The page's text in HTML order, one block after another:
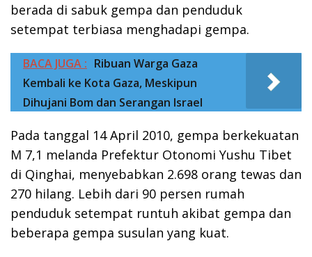
berada di sabuk gempa dan penduduk
setempat terbiasa menghadapi gempa.
BACA JUGA : Ribuan Warga Gaza
Kembali ke Kota Gaza, Meskipun
Dihujani Bom dan Serangan Israel
Pada tanggal 14 April 2010, gempa berkekuatan
M 7,1 melanda Prefektur Otonomi Yushu Tibet
di Qinghai, menyebabkan 2.698 orang tewas dan
270 hilang. Lebih dari 90 persen rumah
penduduk setempat runtuh akibat gempa dan
beberapa gempa susulan yang kuat.